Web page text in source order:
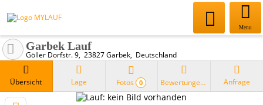
Menu
Garbek Lauf
Göller Dorfstr. 9 23827 Garbek Deutschland
Übersicht Lage Fotos 0 Bewertungen Anfrage